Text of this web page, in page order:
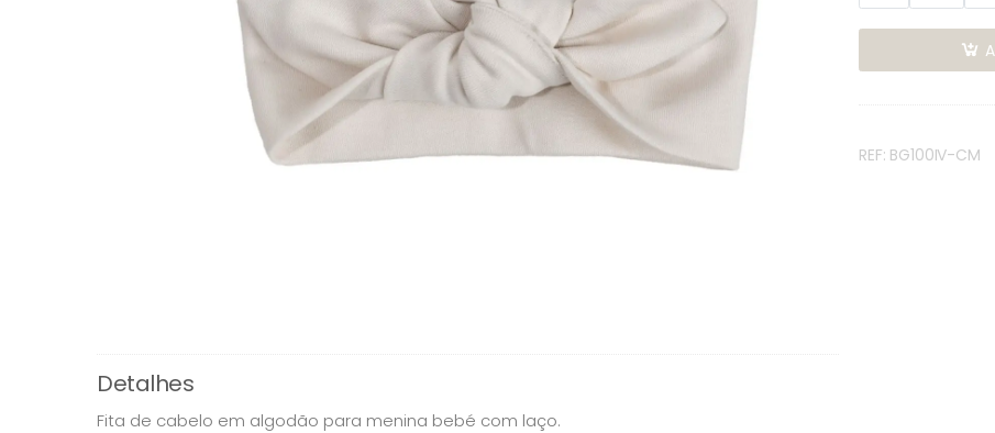
REF: BG100IV-CM
Detalhes
Fita de cabelo em algodão para menina bebé com laço.